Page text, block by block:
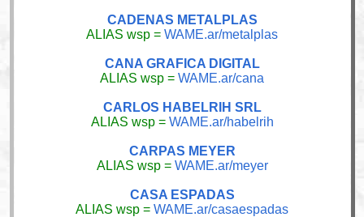
CADENAS METALPLAS
ALIAS wsp = WAME.ar/metalplas
CANA GRAFICA DIGITAL
ALIAS wsp = WAME.ar/cana
CARLOS HABELRIH SRL
ALIAS wsp = WAME.ar/habelrih
CARPAS MEYER
ALIAS wsp = WAME.ar/meyer
CASA ESPADAS
ALIAS wsp = WAME.ar/casaespadas